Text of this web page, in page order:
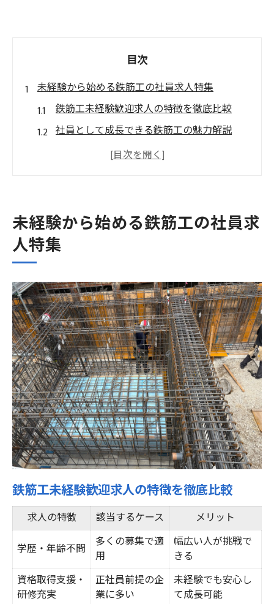
目次
未経験から始める鉄筋工の社員求人特集
鉄筋工未経験歓迎求人の特徴を徹底比較
社員として成長できる鉄筋工の魅力解説
求人選びで重視すべき条件とは何か
地元で手に職を目指すなら鉄筋工が狙い目
地元就職で鉄筋工社員が選ばれる理由
鉄筋工求人を探すなら地元密着が有利
未経験者が地元鉄筋工で安定収入を得る方
法
地元企業の鉄筋工社員求人メリット一覧
安定収入を得る鉄筋工社員の働き方とは
鉄筋工社員の年収モデルと昇給例一覧
安定した収入を目指す鉄筋工の働き方
未経験から社員で収入アップを実現する秘
訣
鉄筋工求人選びで収入差が出るポイント
手に職を活かす鉄筋工の収入安定術まとめ
鉄筋工の仕事内容と未経験の成長ポイント解説
未経験でもできる鉄筋工の仕事内容早わか
り
鉄筋工社員の1日の流れと現場作業の実態
成長できる環境がある鉄筋工求人の見極め
未経験から始める鉄筋工の社員求
人特集
鉄筋工未経験歓迎求人の特徴を徹底比較
求人の特徴 該当するケース
メリット
学歴・年齢不問
多くの募集で適
用
幅広い人が挑戦で
きる
資格取得支援・
研修充実
正社員前提の企
業に多い
未経験でも安心し
て成長可能